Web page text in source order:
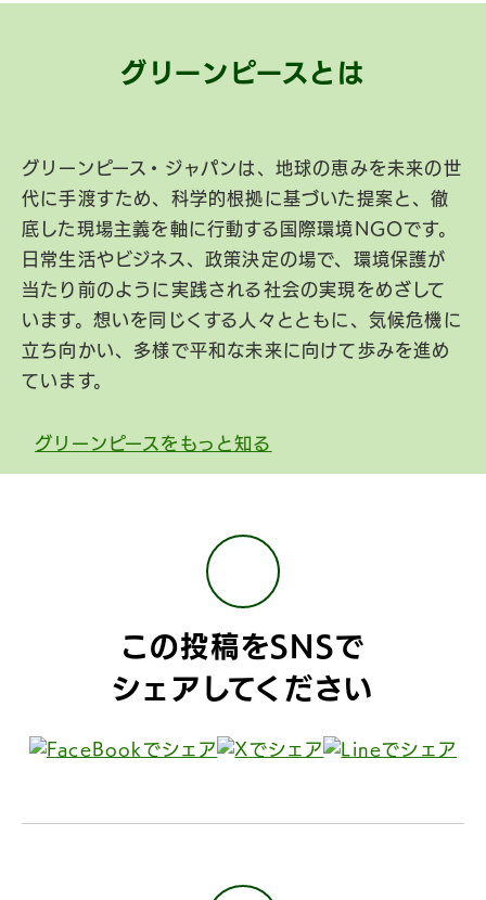
グリーンピースとは
グリーンピース・ジャパンは、地球の恵みを未来の世
代に手渡すため、科学的根拠に基づいた提案と、徹
底した現場主義を軸に行動する国際環境NGOです。
日常生活やビジネス、政策決定の場で、環境保護が
当たり前のように実践される社会の実現をめざして
います。想いを同じくする人々とともに、気候危機に
立ち向かい、多様で平和な未来に向けて歩みを進め
ています。
グリーンピースをもっと知る
この投稿をSNSで
シェアしてください